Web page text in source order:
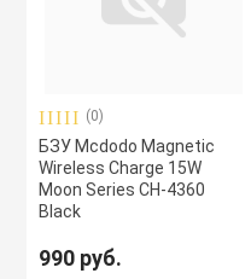
(0)
БЗУ Mcdodo Magnetic
Wireless Charge 15W
Moon Series CH-4360
Black
990 руб.